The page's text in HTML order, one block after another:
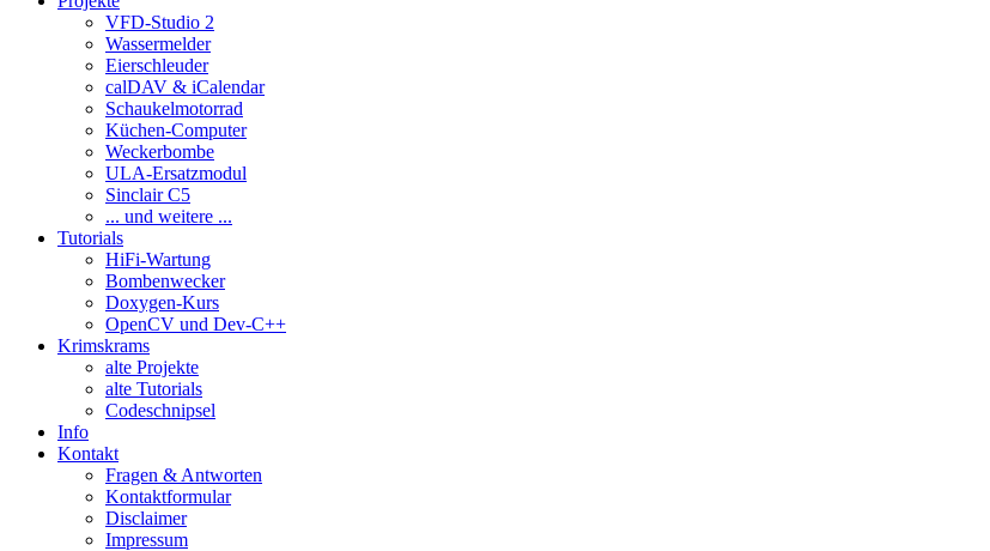
VFD-Studio 2
Wassermelder
Eierschleuder
calDAV & iCalendar
Schaukelmotorrad
Küchen-Computer
Weckerbombe
ULA-Ersatzmodul
Sinclair C5
... und weitere ...
Tutorials
HiFi-Wartung
Bombenwecker
Doxygen-Kurs
OpenCV und Dev-C++
Krimskrams
alte Projekte
alte Tutorials
Codeschnipsel
Info
Kontakt
Fragen & Antworten
Kontaktformular
Disclaimer
Impressum